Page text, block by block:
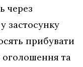
через
застосунку
прибувати
оголошення та